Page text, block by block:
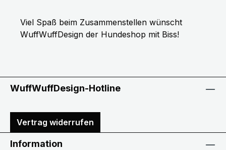
Viel Spaß beim Zusammenstellen wünscht
WuffWuffDesign der Hundeshop mit Biss!
WuffWuffDesign-Hotline
Vertrag widerrufen
Information